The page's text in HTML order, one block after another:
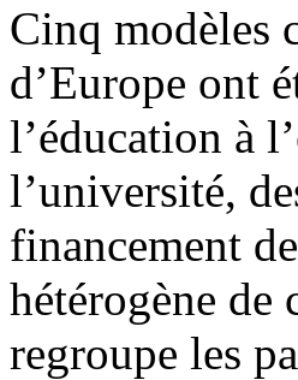
Cinq modèles
d’Europe ont
l’éducation à
l’université,
financement
hétérogène
regroupe les